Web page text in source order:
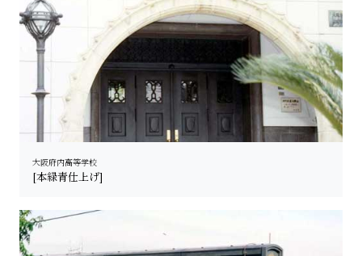
大阪府内高等学校
[本緑青仕上げ]